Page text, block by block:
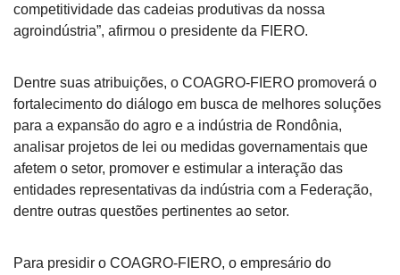
competitividade das cadeias produtivas da nossa
agroindústria”, afirmou o presidente da FIERO.
Dentre suas atribuições, o COAGRO-FIERO promoverá o
fortalecimento do diálogo em busca de melhores soluções
para a expansão do agro e a indústria de Rondônia,
analisar projetos de lei ou medidas governamentais que
afetem o setor, promover e estimular a interação das
entidades representativas da indústria com a Federação,
dentre outras questões pertinentes ao setor.
Para presidir o COAGRO-FIERO, o empresário do